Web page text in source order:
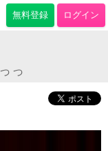
無料登録 ログイン
っ